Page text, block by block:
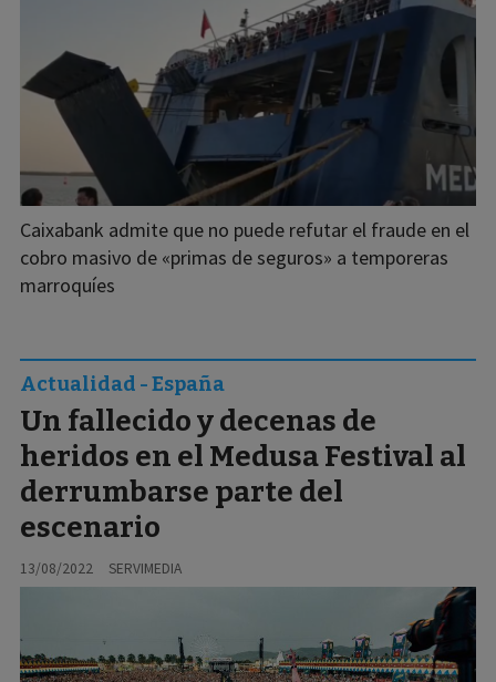
Caixabank admite que no puede refutar el fraude en el
cobro masivo de «primas de seguros» a temporeras
marroquíes
Un fallecido y decenas de
heridos en el Medusa Festival al
derrumbarse parte del
escenario
SERVIMEDIA
Actualidad - España
13/08/2022